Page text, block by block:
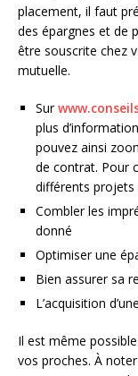
placement, il faut
des épargnes et de
être souscrite chez
mutuelle.
Sur
plus
pouvez ainsi
de contrat. Pour
différents
Combler les
donné
Optimiser une
Bien assurer sa
L’acquisition
Il est même
vos proches. À